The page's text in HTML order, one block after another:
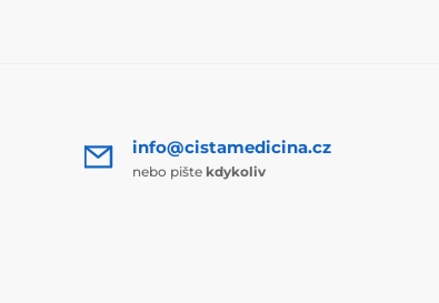
info@cistamedicina.cz
nebo pište kdykoliv